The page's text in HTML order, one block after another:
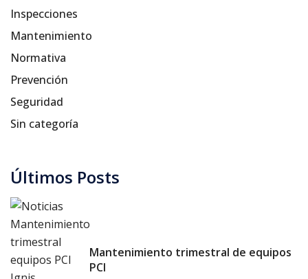
Inspecciones
Mantenimiento
Normativa
Prevención
Seguridad
Sin categoría
Últimos Posts
Mantenimiento trimestral de equipos
PCI